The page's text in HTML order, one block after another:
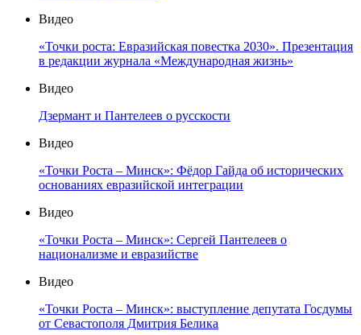
Видео
«Точки роста: Евразийская повестка 2030». Презентация
в редакции журнала «Международная жизнь»
Видео
Дзермант и Пантелеев о русскости
Видео
«Точки Роста – Минск»: Фёдор Гайда об исторических
основаниях евразийской интеграции
Видео
«Точки Роста – Минск»: Сергей Пантелеев о
национализме и евразийстве
Видео
«Точки Роста – Минск»: выступление депутата Госдумы
от Севастополя Дмитрия Белика